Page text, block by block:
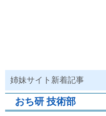
姉妹サイト新着記事
おち研 技術部